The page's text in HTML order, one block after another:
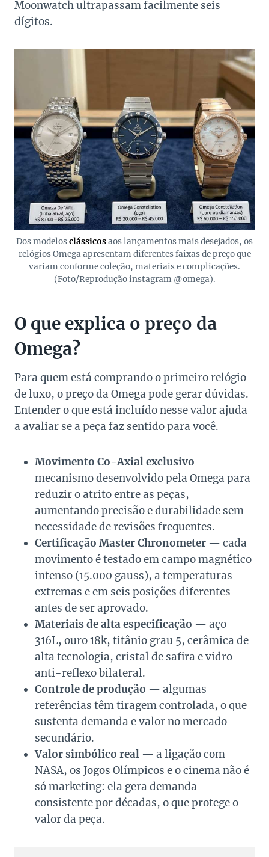
Moonwatch ultrapassam facilmente seis
dígitos.
Dos modelosclássicosaos lançamentos mais desejados, os
relógios Omega apresentam diferentes faixas de preço que
variam conforme coleção, materiais e complicações.
(Foto/Reprodução instagram @omega).
O que explica o preço da
Omega?
Para quem está comprando o primeiro relógio
de luxo, o preço da Omega pode gerar dúvidas.
Entender o que está incluído nesse valor ajuda
a avaliar se a peça faz sentido para você.
Movimento Co-Axial exclusivo —
mecanismo desenvolvido pela Omega para
reduzir o atrito entre as peças,
aumentando precisão e durabilidade sem
necessidade de revisões frequentes.
Certificação Master Chronometer — cada
movimento é testado em campo magnético
intenso (15.000 gauss), a temperaturas
extremas e em seis posições diferentes
antes de ser aprovado.
Materiais de alta especificação — aço
316L, ouro 18k, titânio grau 5, cerâmica de
alta tecnologia, cristal de safira e vidro
anti-reflexo bilateral.
Controle de produção — algumas
referências têm tiragem controlada, o que
sustenta demanda e valor no mercado
secundário.
Valor simbólico real — a ligação com
NASA, os Jogos Olímpicos e o cinema não é
só marketing: ela gera demanda
consistente por décadas, o que protege o
valor da peça.